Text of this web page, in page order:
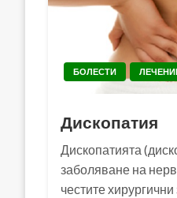
БОЛЕСТИ
Дископатия
Дископатията
заболяване на
честите